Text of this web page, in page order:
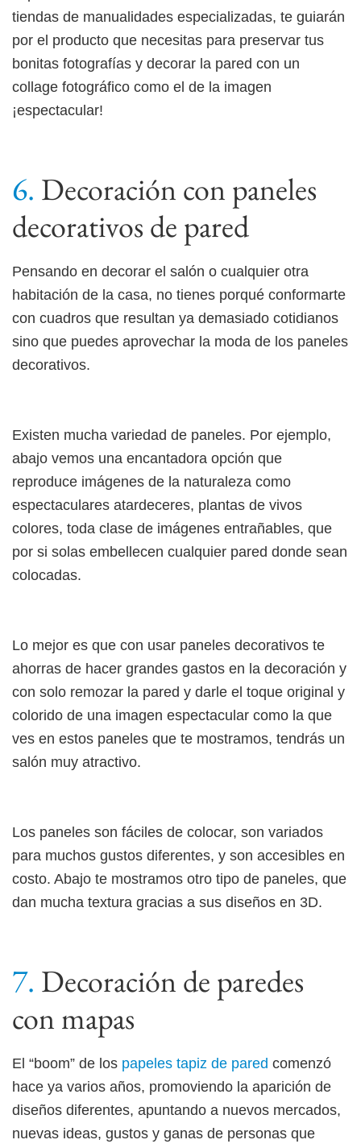
tiendas de manualidades especializadas, te guiarán
por el producto que necesitas para preservar tus
bonitas fotografías y decorar la pared con un
collage fotográfico como el de la imagen
¡espectacular!
Decoración con paneles
decorativos de pared
Pensando en decorar el salón o cualquier otra
habitación de la casa, no tienes porqué conformarte
con cuadros que resultan ya demasiado cotidianos
sino que puedes aprovechar la moda de los paneles
decorativos.
Existen mucha variedad de paneles. Por ejemplo,
abajo vemos una encantadora opción que
reproduce imágenes de la naturaleza como
espectaculares atardeceres, plantas de vivos
colores, toda clase de imágenes entrañables, que
por si solas embellecen cualquier pared donde sean
colocadas.
Lo mejor es que con usar paneles decorativos te
ahorras de hacer grandes gastos en la decoración y
con solo remozar la pared y darle el toque original y
colorido de una imagen espectacular como la que
ves en estos paneles que te mostramos, tendrás un
salón muy atractivo.
Los paneles son fáciles de colocar, son variados
para muchos gustos diferentes, y son accesibles en
costo. Abajo te mostramos otro tipo de paneles, que
dan mucha textura gracias a sus diseños en 3D.
Decoración de paredes
con mapas
El “boom” de los papeles tapiz de pared comenzó
hace ya varios años, promoviendo la aparición de
diseños diferentes, apuntando a nuevos mercados,
nuevas ideas, gustos y ganas de personas que